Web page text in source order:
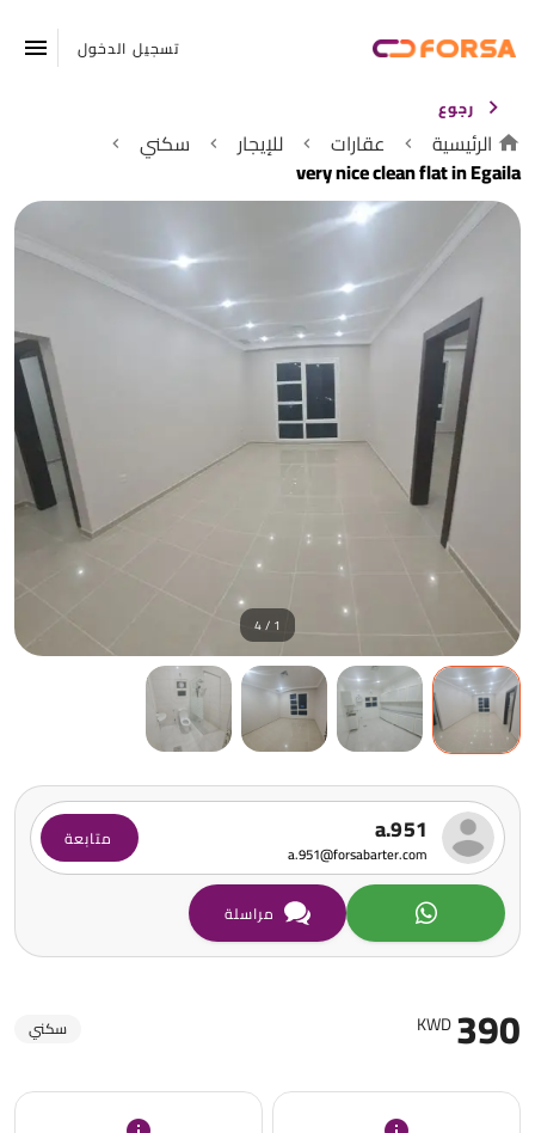
تسجيل الدخول
رجوع
الرئيسية عقارات للإيجار
سكني
very nice clean flat in Egaila
390
KWD سكني
1 / 4
a.951
a.951@forsabarter.com
متابعة
مراسلة